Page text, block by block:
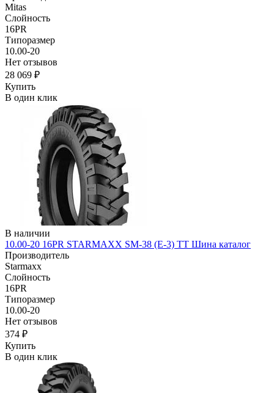
Mitas
Слойность
16PR
Типоразмер
10.00-20
Нет отзывов
28 069 ₽
Купить
В один клик
В наличии
10.00-20 16PR STARMAXX SM-38 (E-3) TT Шина каталог
Производитель
Starmaxx
Слойность
16PR
Типоразмер
10.00-20
Нет отзывов
374 ₽
Купить
В один клик